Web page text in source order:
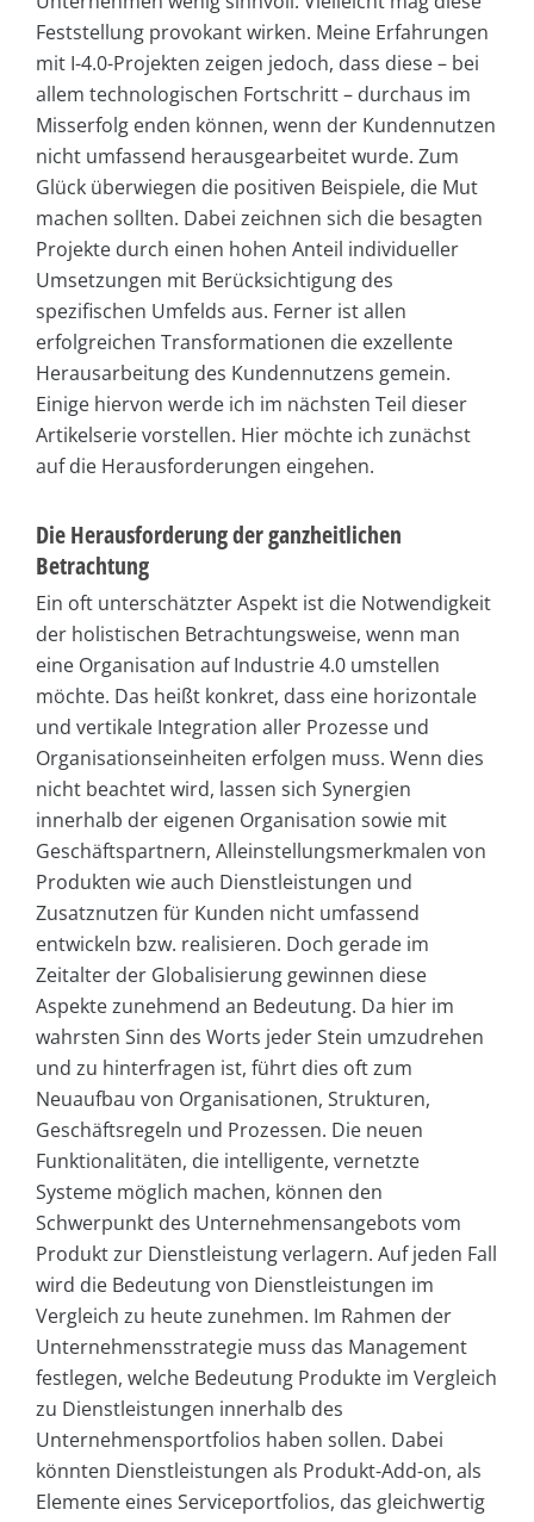
Feststellung provokant wirken. Meine Erfahrungen
mit I-4.0-Projekten zeigen jedoch, dass diese – bei
allem technologischen Fortschritt – durchaus im
Misserfolg enden können, wenn der Kundennutzen
nicht umfassend herausgearbeitet wurde. Zum
Glück überwiegen die positiven Beispiele, die Mut
machen sollten. Dabei zeichnen sich die besagten
Projekte durch einen hohen Anteil individueller
Umsetzungen mit Berücksichtigung des
spezifischen Umfelds aus. Ferner ist allen
erfolgreichen Transformationen die exzellente
Herausarbeitung des Kundennutzens gemein.
Einige hiervon werde ich im nächsten Teil dieser
Artikelserie vorstellen. Hier möchte ich zunächst
auf die Herausforderungen eingehen.
Die Herausforderung der ganzheitlichen
Betrachtung
Ein oft unterschätzter Aspekt ist die Notwendigkeit
der holistischen Betrachtungsweise, wenn man
eine Organisation auf Industrie 4.0 umstellen
möchte. Das heißt konkret, dass eine horizontale
und vertikale Integration aller Prozesse und
Organisationseinheiten erfolgen muss. Wenn dies
nicht beachtet wird, lassen sich Synergien
innerhalb der eigenen Organisation sowie mit
Geschäftspartnern, Alleinstellungsmerkmalen von
Produkten wie auch Dienstleistungen und
Zusatznutzen für Kunden nicht umfassend
entwickeln bzw. realisieren. Doch gerade im
Zeitalter der Globalisierung gewinnen diese
Aspekte zunehmend an Bedeutung. Da hier im
wahrsten Sinn des Worts jeder Stein umzudrehen
und zu hinterfragen ist, führt dies oft zum
Neuaufbau von Organisationen, Strukturen,
Geschäftsregeln und Prozessen. Die neuen
Funktionalitäten, die intelligente, vernetzte
Systeme möglich machen, können den
Schwerpunkt des Unternehmensangebots vom
Produkt zur Dienstleistung verlagern. Auf jeden Fall
wird die Bedeutung von Dienstleistungen im
Vergleich zu heute zunehmen. Im Rahmen der
Unternehmensstrategie muss das Management
festlegen, welche Bedeutung Produkte im Vergleich
zu Dienstleistungen innerhalb des
Unternehmensportfolios haben sollen. Dabei
könnten Dienstleistungen als Produkt-Add-on, als
Elemente eines Serviceportfolios, das gleichwertig